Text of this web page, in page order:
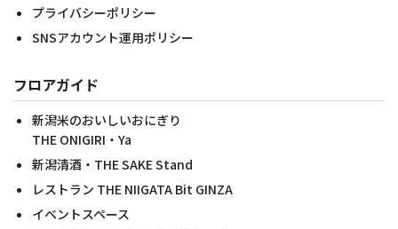
プライバシーポリシー
SNSアカウント運用ポリシー
フロアガイド
新潟米のおいしいおにぎり
THE ONIGIRI・Ya
新潟清酒・THE SAKE Stand
レストラン THE NIIGATA Bit GINZA
イベントスペース